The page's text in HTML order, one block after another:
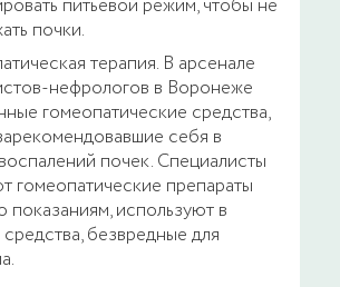
питьевой режим, чтобы не
почки.
терапия. В арсенале
нефрологов в Воронеже
гомеопатические средства,
себя в
почек. Специалисты
гомеопатические препараты
показаниям, используют в
средства, безвредные для